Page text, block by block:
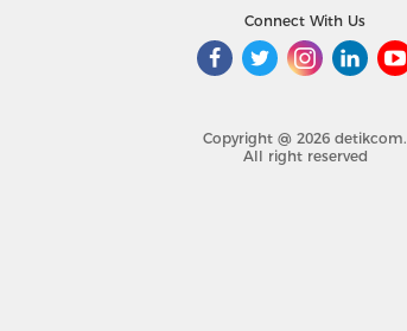
Connect With Us
Copyright @ 2026 detikcom.
All right reserved